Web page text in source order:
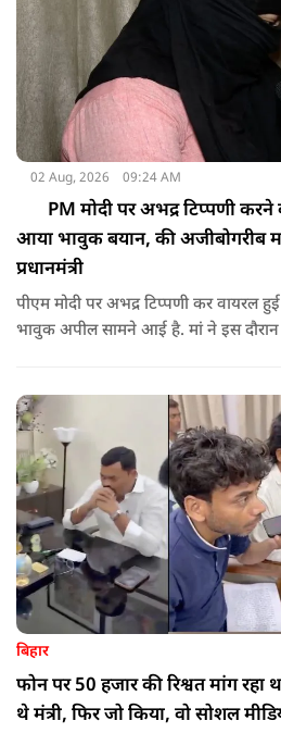
02 Aug, 2026 09:24 AM
PM मोदी पर अभद्र टिप्पणी
आया भावुक बयान, की अजीबोगरीब
प्रधानमंत्री
पीएम मोदी पर अभद्र टिप्पणी कर वायरल
भावुक अपील सामने आई है. मां ने इस
को गोद लेने के लिए पीएम से अपील भी की
बिहार
फोन पर 50 हजार की रिश्वत मांग रहा
थे मंत्री, फिर जो किया, वो सोशल